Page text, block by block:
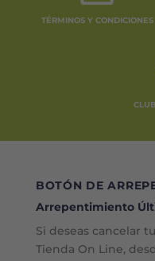
TÉRMINOS Y CONDICIONES
BOTÓN DE
Arrepentimiento
Si deseas cancelar
Tienda On Line,